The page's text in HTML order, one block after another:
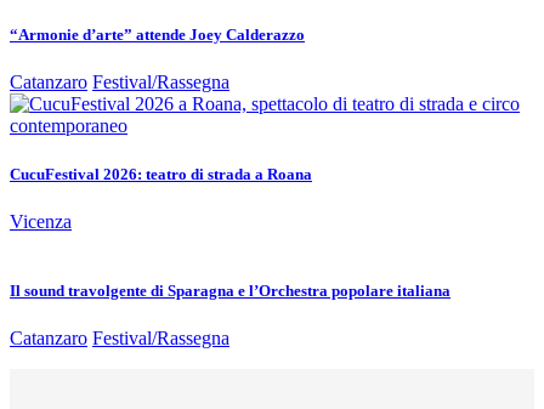
“Armonie d’arte” attende Joey Calderazzo
Catanzaro Festival/Rassegna
CucuFestival 2026: teatro di strada a Roana
Vicenza
Il sound travolgente di Sparagna e l’Orchestra popolare italiana
Catanzaro Festival/Rassegna